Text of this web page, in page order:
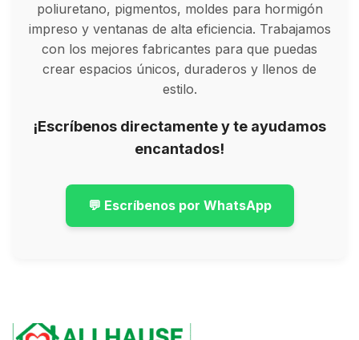
poliuretano, pigmentos, moldes para hormigón
impreso y ventanas de alta eficiencia. Trabajamos
con los mejores fabricantes para que puedas
crear espacios únicos, duraderos y llenos de
estilo.
¡Escríbenos directamente y te ayudamos
encantados!
💬 Escríbenos por WhatsApp